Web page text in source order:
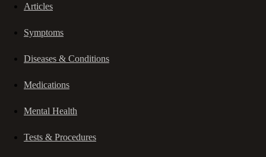
Articles
Symptoms
Diseases & Conditions
Medications
Mental Health
Tests & Procedures